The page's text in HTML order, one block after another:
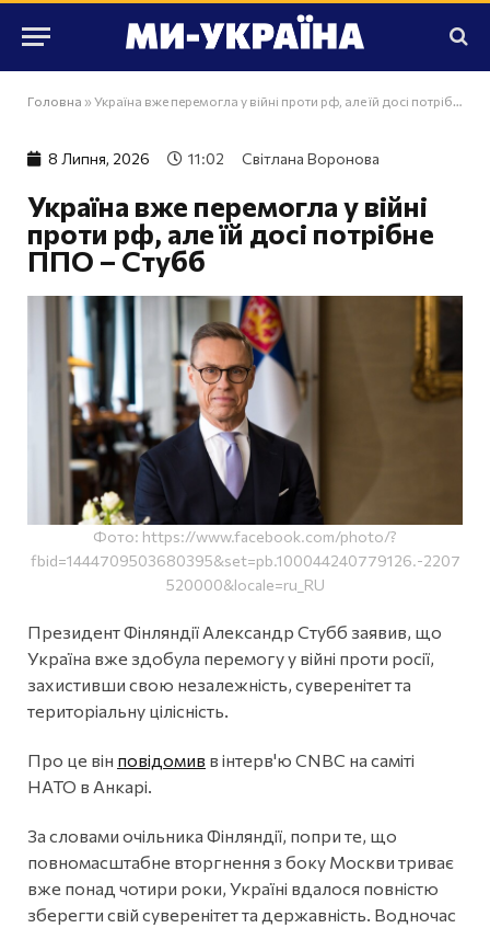
Головна » Україна вже перемогла у війні проти рф, але їй досі потрібне ППО – Стубб
8 Липня, 2026 11:02 Світлана Воронова
Україна вже перемогла у війні
проти рф, але їй досі потрібне
ППО – Стубб
Фото: https://www.facebook.com/photo/?
fbid=1444709503680395&set=pb.100044240779126.-2207
520000&locale=ru_RU
Президент Фінляндії Александр Стубб заявив, що
Україна вже здобула перемогу у війні проти росії,
захистивши свою незалежність, суверенітет та
територіальну цілісність.
Про це він повідомив в інтерв'ю CNBC на саміті
НАТО в Анкарі.
За словами очільника Фінляндії, попри те, що
повномасштабне вторгнення з боку Москви триває
вже понад чотири роки, Україні вдалося повністю
зберегти свій суверенітет та державність. Водночас